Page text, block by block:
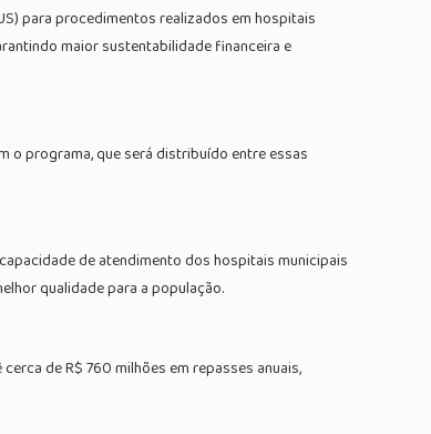
para procedimentos realizados em hospitais
maior sustentabilidade financeira e
o programa, que será distribuído entre essas
de atendimento dos hospitais municipais
qualidade para a população.
de R$ 760 milhões em repasses anuais,